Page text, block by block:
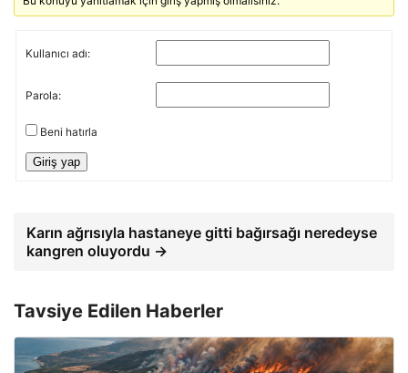
Kullanıcı adı:
Parola:
Beni hatırla
Giriş yap
Karın ağrısıyla hastaneye gitti bağırsağı neredeyse
kangren oluyordu →
Tavsiye Edilen Haberler